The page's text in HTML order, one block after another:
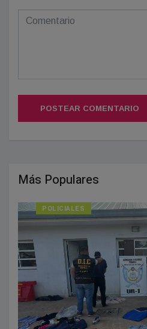
POSTEAR COMENTARIO
Más Populares
POLICIALES